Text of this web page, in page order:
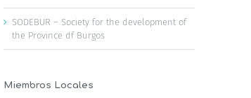
SODEBUR – Society for the development of
the Province df Burgos
Miembros Locales